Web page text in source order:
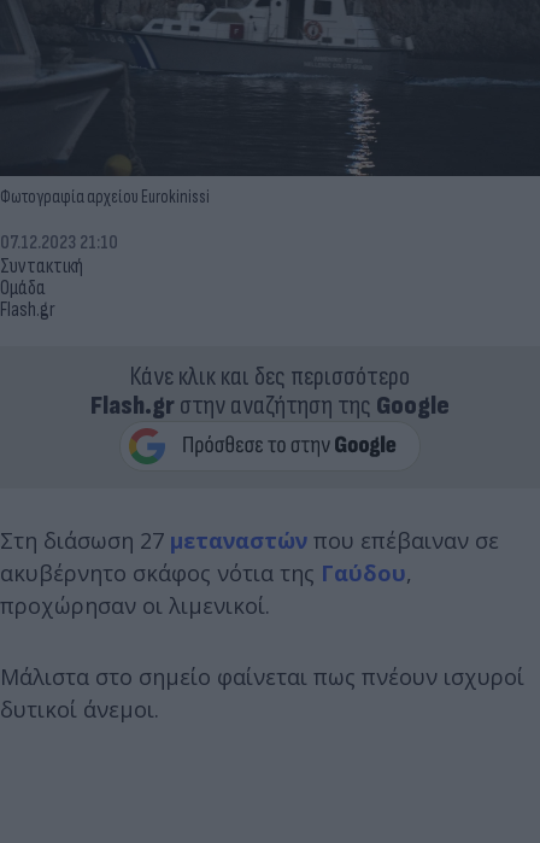
Φωτογραφία αρχείου Eurokinissi
Συντακτική
Ομάδα
Flash.gr
07.12.2023 21:10
Κάνε κλικ και δες περισσότερο
Flash.grστην αναζήτηση της Google
Στη διάσωση 27 μεταναστών που επέβαιναν σε
ακυβέρνητο σκάφος νότια της Γαύδου,
προχώρησαν οι λιμενικοί.
Μάλιστα στο σημείο φαίνεται πως πνέουν ισχυροί
δυτικοί άνεμοι.